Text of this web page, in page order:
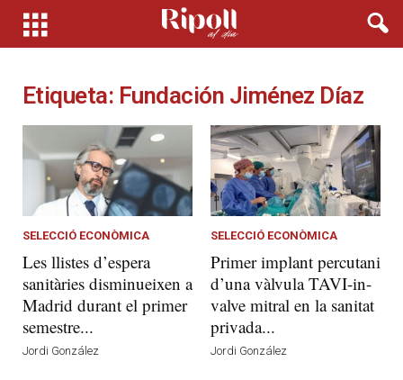
Etiqueta: Fundación Jiménez Díaz
SELECCIÓ ECONÒMICA
Les llistes d’espera
sanitàries disminueixen a
Madrid durant el primer
semestre...
Jordi González
SELECCIÓ ECONÒMICA
Primer implant percutani
d’una vàlvula TAVI-in-
valve mitral en la sanitat
privada...
Jordi González